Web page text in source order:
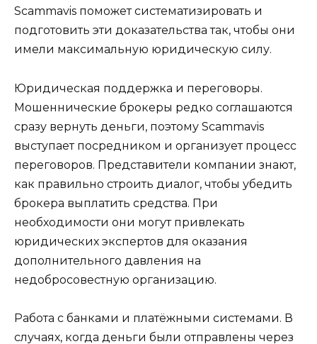
Scammavis поможет систематизировать и
подготовить эти доказательства так, чтобы они
имели максимальную юридическую силу.
Юридическая поддержка и переговоры.
Мошеннические брокеры редко соглашаются
сразу вернуть деньги, поэтому Scammavis
выступает посредником и организует процесс
переговоров. Представители компании знают,
как правильно строить диалог, чтобы убедить
брокера выплатить средства. При
необходимости они могут привлекать
юридических экспертов для оказания
дополнительного давления на
недобросовестную организацию.
Работа с банками и платёжными системами. В
случаях, когда деньги были отправлены через